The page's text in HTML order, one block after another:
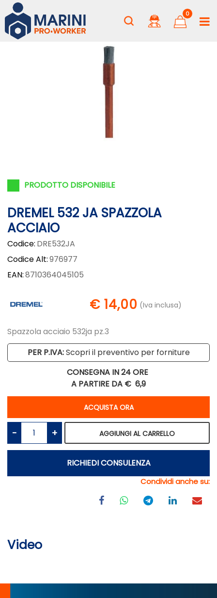
0
PRODOTTO DISPONIBILE
DREMEL 532 JA SPAZZOLA
ACCIAIO
Codice: DRE532JA
Codice Alt:976977
EAN:8710364045105
€ 14,00 (Iva inclusa)
Spazzola acciaio 532ja pz.3
PER P.IVA:Scopri il preventivo per forniture
CONSEGNA IN 24 ORE
A PARTIRE DA € 6,9
ACQUISTA ORA
Quantità
AGGIUNGI AL CARRELLO
RICHIEDI CONSULENZA
Condividi anche su:
Video